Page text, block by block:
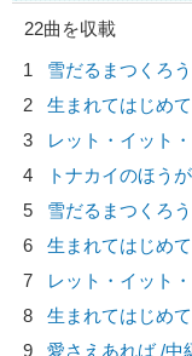
22曲を収載
1
雪だるまつくろ
2
生まれてはじめ
3
レット・イット
4
トナカイのほう
5
雪だるまつくろ
6
生まれてはじめ
7
レット・イット
8
生まれてはじめ
9
愛さえあれば /中